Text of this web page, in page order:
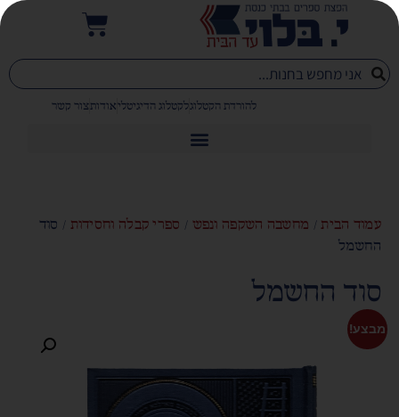
להורדת הקטלוגלקטלוג הדיגיטליאודותצור קשר
עמוד הבית/ מחשבה השקפה ונפש / ספרי קבלה וחסידות / סוד
החשמל
סוד החשמל
מבצע!